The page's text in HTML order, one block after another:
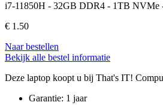
i7-11850H - 32GB DDR4 - 1TB NVMe
€ 1.50
Naar bestellen
Bekijk alle bestel informatie
Deze laptop koopt u bij That's IT!
Garantie: 1 jaar